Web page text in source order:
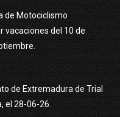
de Motociclismo
vacaciones del 10 de
de Extremadura de Trial
el 28-06-26.